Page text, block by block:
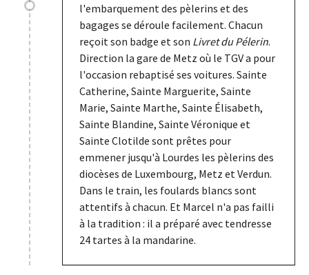
l'embarquement des pèlerins et des
bagages se déroule facilement. Chacun
reçoit son badge et son Livret du Pélerin.
Direction la gare de Metz où le TGV a pour
l'occasion rebaptisé ses voitures. Sainte
Catherine, Sainte Marguerite, Sainte
Marie, Sainte Marthe, Sainte Élisabeth,
Sainte Blandine, Sainte Véronique et
Sainte Clotilde sont prêtes pour
emmener jusqu'à Lourdes les pèlerins des
diocèses de Luxembourg, Metz et Verdun.
Dans le train, les foulards blancs sont
attentifs à chacun. Et Marcel n'a pas failli
à la tradition : il a préparé avec tendresse
24 tartes à la mandarine.